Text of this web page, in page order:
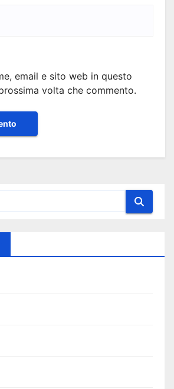
email e sito web in questo
volta che commento.